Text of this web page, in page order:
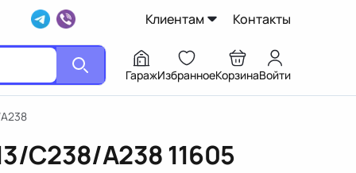
Клиентам Контакты
ГаражИзбранноеКорзинаВойти
C238/A238 11605